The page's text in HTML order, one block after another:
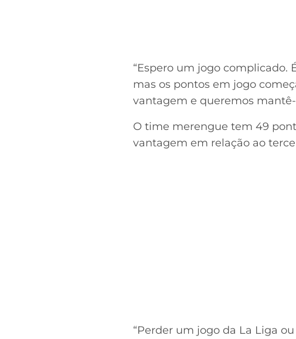
“Espero um jogo
mas os pontos em jogo
vantagem e queremos
O time merengue tem 49
vantagem em relação ao
“Perder um jogo da La Liga